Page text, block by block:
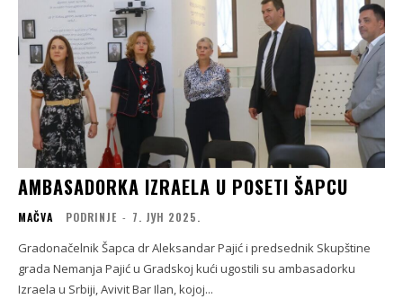
AMBASADORKA IZRAELA U POSETI ŠAPCU
MAČVA PODRINJE - 7. ЈУН 2025.
Gradonačelnik Šapca dr Aleksandar Pajić i predsednik Skupštine
grada Nemanja Pajić u Gradskoj kući ugostili su ambasadorku
Izraela u Srbiji, Avivit Bar Ilan, kojoj...